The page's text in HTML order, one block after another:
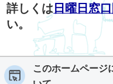
詳しくは 日曜日窓
い。
このホームページ